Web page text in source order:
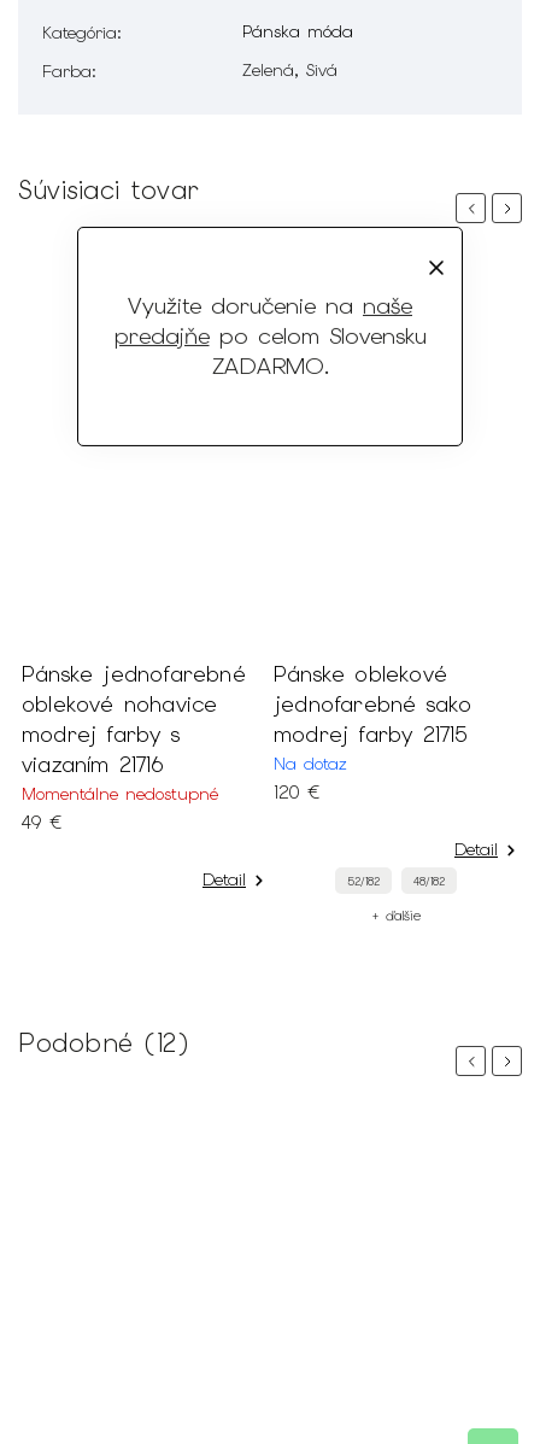
Využite doručenie na naše
predajňepo celom Slovensku
ZADARMO.
Kategória:
Pánska móda
Farba: Zelená, Sivá
Súvisiaci tovar
Previous
Pánske jednofarebné
oblekové nohavice
modrej farby s
viazaním 21716
Momentálne nedostupné
49 €
Detail
Pánske oblekové
jednofarebné sako
modrej farby 21715
Na dotaz
120 €
Detail
52/182 48/182
+ ďalšie
Next
Podobné (12)
PreviousNext